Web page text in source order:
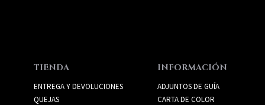
TIENDA
ENTREGA Y DEVOLUCIONES
QUEJAS
INFORMACIÓN
ADJUNTOS DE GUÍA
CARTA DE COLOR